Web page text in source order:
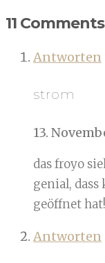
11 Comments
Antworten
strom
13.
das froyo
genial,
geöffnet hat!
Antworten